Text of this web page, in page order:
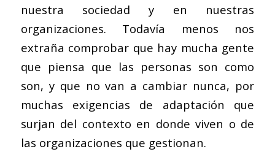
nuestra sociedad y en nuestras
organizaciones. Todavía menos nos
extraña comprobar que hay mucha gente
que piensa que las personas son como
son, y que no van a cambiar nunca, por
muchas exigencias de adaptación que
surjan del contexto en donde viven o de
las organizaciones que gestionan.